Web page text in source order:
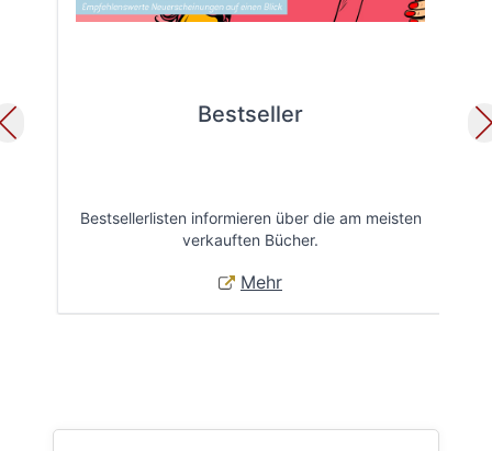
Bestseller
Bestsellerlisten informieren über die am meisten
verkauften Bücher.
Mehr